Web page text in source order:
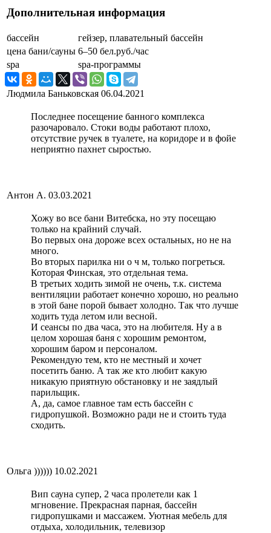
Дополнительная информация
бассейн
гейзер, плавательный бассейн
цена бани/сауны 6–50 бел.руб./час
spa
spa-программы
Людмила Баньковская 06.04.2021
Последнее посещение банного комплекса
разочаровало. Стоки воды работают плохо,
отсутствие ручек в туалете, на коридоре и в фойе
неприятно пахнет сыростью.
Антон А. 03.03.2021
Хожу во все бани Витебска, но эту посещаю
только на крайний случай.
Во первых она дороже всех остальных, но не на
много.
Во вторых парилка ни о ч м, только погреться.
Которая Финская, это отдельная тема.
В третьих ходить зимой не очень, т.к. система
вентиляции работает конечно хорошо, но реально
в этой бане порой бывает холодно. Так что лучше
ходить туда летом или весной.
И сеансы по два часа, это на любителя. Ну а в
целом хорошая баня с хорошим ремонтом,
хорошим баром и персоналом.
Рекомендую тем, кто не местный и хочет
посетить баню. А так же кто любит какую
никакую приятную обстановку и не заядлый
парильщик.
А, да, самое главное там есть бассейн с
гидропушкой. Возможно ради не и стоить туда
сходить.
Ольга )))))) 10.02.2021
Вип сауна супер, 2 часа пролетели как 1
мгновение. Прекрасная парная, бассейн
гидропушками и массажем. Уютная мебель для
отдыха, холодильник, телевизор